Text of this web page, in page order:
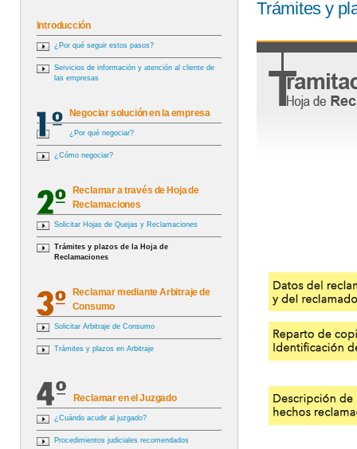
Introducción
¿Por qué seguir estos pasos?
Servicios de información y atención al cliente de
las empresas
Negociar solución en la empresa
¿Por qué negociar?
¿Cómo negociar?
Reclamar a través de Hoja de
Reclamaciones
Solicitar Hojas de Quejas y Reclamaciones
Trámites y plazos de la Hoja de
Reclamaciones
Reclamar mediante Arbitraje de
Consumo
Solicitar Arbitraje de Consumo
Trámites y plazos en Arbitraje
Reclamar en el Juzgado
¿Cuándo acudir al juzgado?
Procedimientos judiciales recomendados
Trámites y